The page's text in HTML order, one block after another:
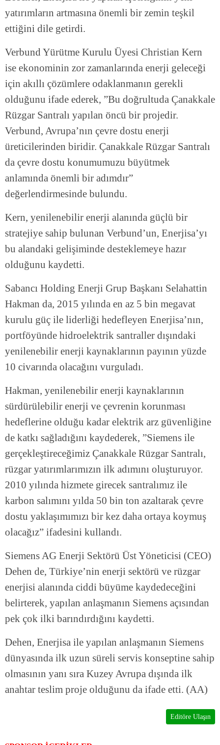
yatırımların artmasına önemli bir zemin teşkil
ettiğini dile getirdi.
Verbund Yürütme Kurulu Üyesi Christian Kern
ise ekonominin zor zamanlarında enerji geleceği
için akıllı çözümlere odaklanmanın gerekli
olduğunu ifade ederek, ”Bu doğrultuda Çanakkale
Rüzgar Santralı yapılan öncü bir projedir.
Verbund, Avrupa’nın çevre dostu enerji
üreticilerinden biridir. Çanakkale Rüzgar Santralı
da çevre dostu konumumuzu büyütmek
anlamında önemli bir adımdır”
değerlendirmesinde bulundu.
Kern, yenilenebilir enerji alanında güçlü bir
stratejiye sahip bulunan Verbund’un, Enerjisa’yı
bu alandaki gelişiminde desteklemeye hazır
olduğunu kaydetti.
Sabancı Holding Enerji Grup Başkanı Selahattin
Hakman da, 2015 yılında en az 5 bin megavat
kurulu güç ile liderliği hedefleyen Enerjisa’nın,
portföyünde hidroelektrik santraller dışındaki
yenilenebilir enerji kaynaklarının payının yüzde
10 civarında olacağını vurguladı.
Hakman, yenilenebilir enerji kaynaklarının
sürdürülebilir enerji ve çevrenin korunması
hedeflerine olduğu kadar elektrik arz güvenliğine
de katkı sağladığını kaydederek, ”Siemens ile
gerçekleştireceğimiz Çanakkale Rüzgar Santralı,
rüzgar yatırımlarımızın ilk adımını oluşturuyor.
2010 yılında hizmete girecek santralımız ile
karbon salımını yılda 50 bin ton azaltarak çevre
dostu yaklaşımımızı bir kez daha ortaya koymuş
olacağız” ifadesini kullandı.
Siemens AG Enerji Sektörü Üst Yöneticisi (CEO)
Dehen de, Türkiye’nin enerji sektörü ve rüzgar
enerjisi alanında ciddi büyüme kaydedeceğini
belirterek, yapılan anlaşmanın Siemens açısından
pek çok ilki barındırdığını kaydetti.
Dehen, Enerjisa ile yapılan anlaşmanın Siemens
dünyasında ilk uzun süreli servis konseptine sahip
olmasının yanı sıra Kuzey Avrupa dışında ilk
anahtar teslim proje olduğunu da ifade etti. (AA)
Editöre Ulaşın